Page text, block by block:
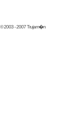
2003 - 2007 Trujam�n